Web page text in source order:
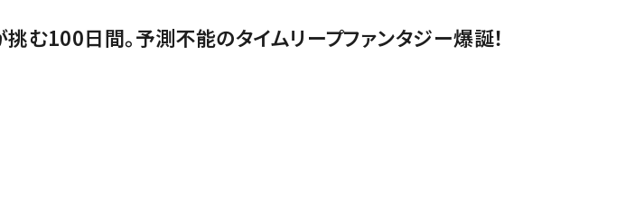
む100日間。予測不能のタイムリープファンタジー爆誕！